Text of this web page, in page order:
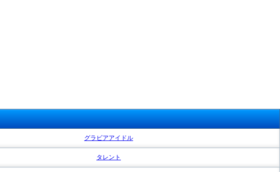
グラビアアイドル
タレント